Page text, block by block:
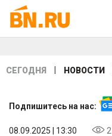
СЕГОДНЯ НОВОСТИ
Подпишитесь на нас:
08.09.2025 | 13:30